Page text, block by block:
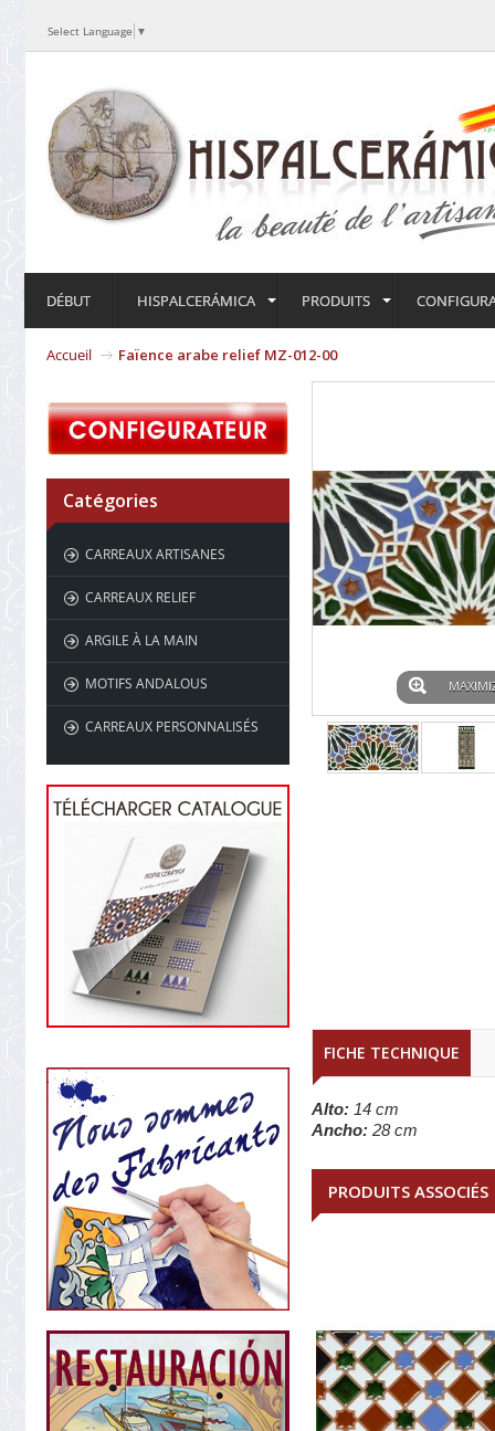
Select Language ▼
DÉBUT HISPALCERÁMICA PRODUITS
Accueil Faïence arabe relief MZ-012-00
Catégories
CARREAUX ARTISANES
CARREAUX RELIEF
ARGILE À LA MAIN
MOTIFS ANDALOUS
CARREAUX PERSONNALISÉS
FICHE TECHNIQUE
Alto: 14 cm
Ancho: 28 cm
PRODUITS ASSOCIÉS